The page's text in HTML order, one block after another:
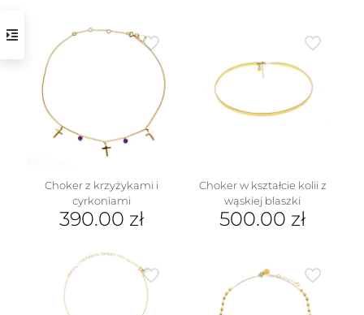
ma
wariantów.
stronie
produktu
wariantów.
wybrać
Choker z krzyżykami i
cyrkoniami
390.00 zł
Choker w kształcie kolii z
wąskiej blaszki
500.00 zł